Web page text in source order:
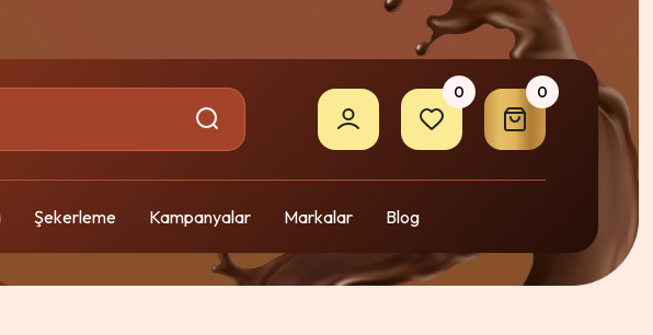
0 0
Şekerleme Kampanyalar Markalar Blog